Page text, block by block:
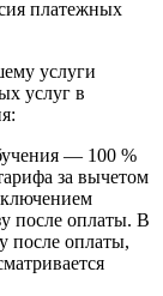
платежных
услуги
услуг в
— 100 %
за вычетом
после оплаты. В
после оплаты,